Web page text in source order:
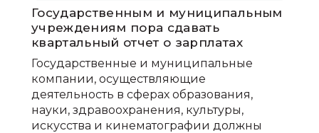
Государственным и муниципальным
учреждениям пора сдавать
квартальный отчет о зарплатах
Государственные и муниципальные
компании, осуществляющие
деятельность в сферах образования,
науки, здравоохранения, культуры,
искусства и кинематографии должны